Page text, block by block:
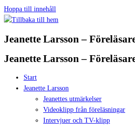
Hoppa till innehåll
Jeanette Larsson –
Jeanette Larsson –
Start
Jeanette Larsson
Jeanettes utmärkelser
Videoklipp från föreläsningar
Intervjuer och TV-klipp